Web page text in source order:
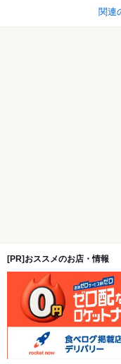
関連
[PR]おススメのお店・情報